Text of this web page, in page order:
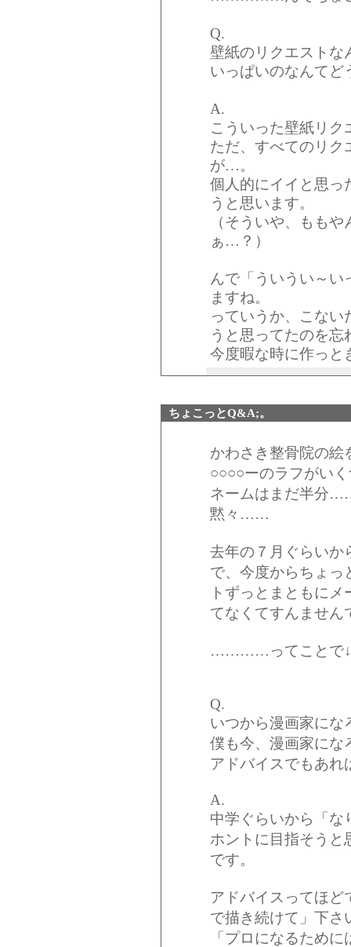
Q.
壁紙のリクエストな
いっぱいのなんてど
A.
こういった壁紙リ
ただ、すべてのリク
が…。
個人的にイイと思っ
うと思います。
（そういや、もも
ぁ…？）
んで「ういうい～い
ますね。
っていうか、こな
うと思ってたのを
今度暇な時に作っと
ちょこっとQ&A;。
かわさき整骨院の絵
○○○○ーのラフがい
ネームはまだ半分
黙々……
去年の７月ぐらいか
で、今度からちょ
トずっとまともに
てなくてすんません
…………ってことで↓
Q.
いつから漫画家にな
僕も今、漫画家にな
アドバイスでもあれ
A.
中学ぐらいから「な
ホントに目指そうと
です。
アドバイスってほど
で描き続けて」下さ
「プロになるため